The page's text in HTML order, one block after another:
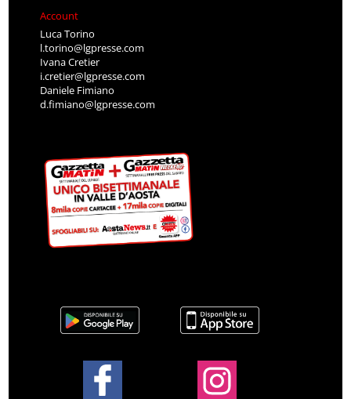
Account
Luca Torino
l.torino@lgpresse.com
Ivana Cretier
i.cretier@lgpresse.com
Daniele Fimiano
d.fimiano@lgpresse.com